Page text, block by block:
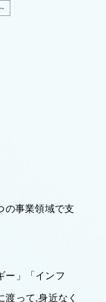
の事業領域で支
ー」「インフ
って,身近なく